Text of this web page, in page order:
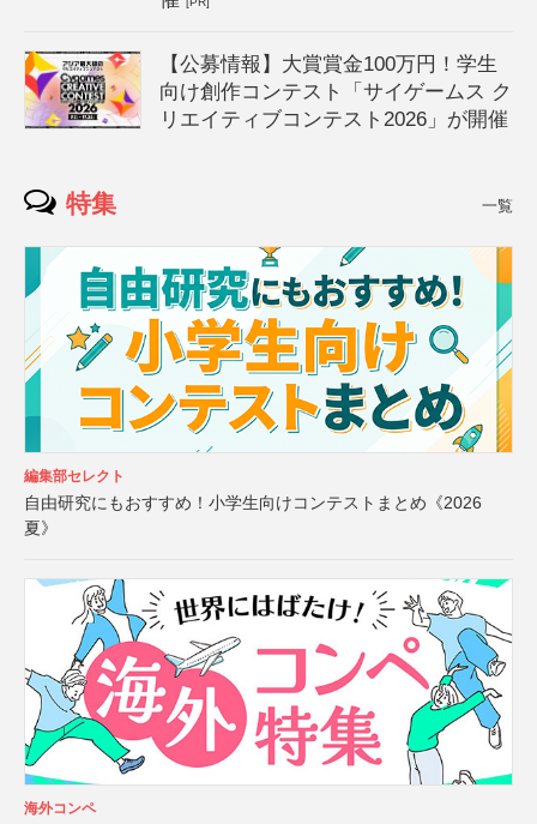
【公募情報】大賞賞金100万円！学生
向け創作コンテスト「サイゲームス ク
リエイティブコンテスト2026」が開催
特集 一覧
編集部セレクト
自由研究にもおすすめ！小学生向けコンテストまとめ《2026
夏》
海外コンペ